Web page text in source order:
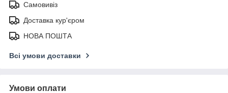
Самовивіз
Доставка кур'єром
НОВА ПОШТА
Всі умови доставки
Умови оплати